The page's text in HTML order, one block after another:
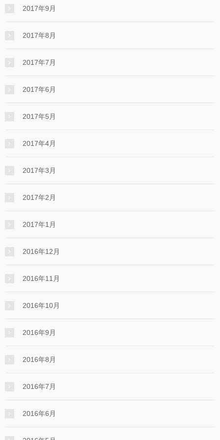
2017年9月
2017年8月
2017年7月
2017年6月
2017年5月
2017年4月
2017年3月
2017年2月
2017年1月
2016年12月
2016年11月
2016年10月
2016年9月
2016年8月
2016年7月
2016年6月